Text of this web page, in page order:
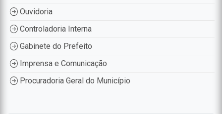
Ouvidoria
Controladoria Interna
Gabinete do Prefeito
Imprensa e Comunicação
Procuradoria Geral do Município